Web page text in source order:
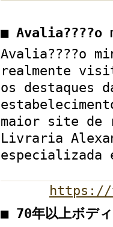
■ Avalia????o
Avalia????o
realmente
os destaques
maior site de
Livraria
especializada
■ 70年以上ボデ